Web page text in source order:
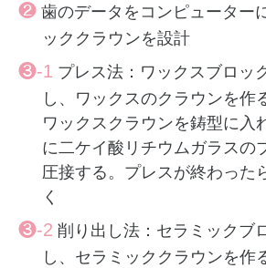
❷ 歯のデータをコンピューター
ッククラウンを設計
❸-1 プレス法：ワックスブロッ
し、ワックスのクラウンを作
ワックスクラウンを鋳型に入
に二ケイ酸リチウムガラスの
圧接する。プレスが終わった
く
❸-2 削り出し法：セラミックブ
し、セラミッククラウンを作